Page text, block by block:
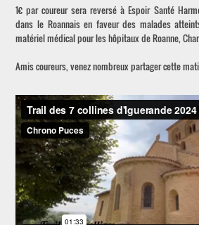
1€ par coureur sera reversé à Espoir Santé
dans le Roannais en faveur des malades
matériel médical pour les hôpitaux de Roanne,
Amis coureurs, venez nombreux partager cette